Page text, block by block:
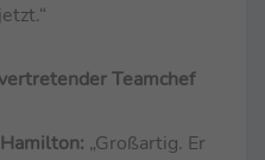
Teamchef
„Großartig. Er